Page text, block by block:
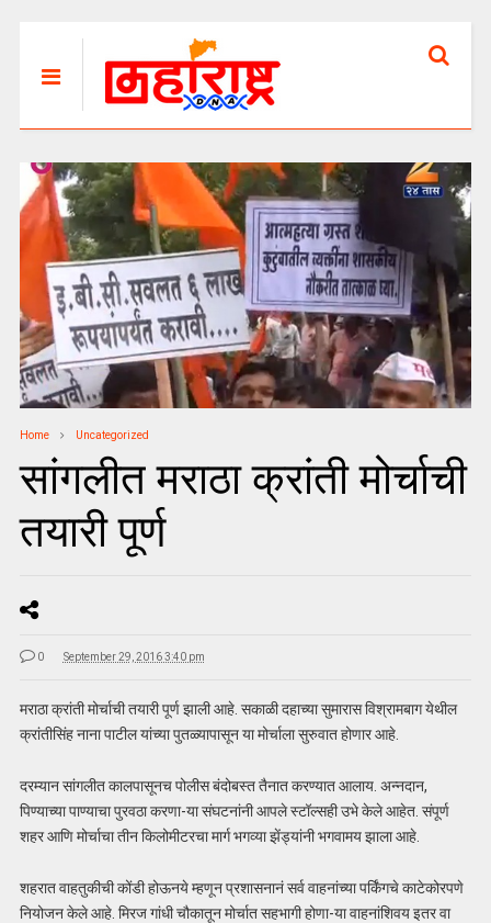
Home Uncategorized
सांगलीत मराठा क्रांती मोर्चाची
तयारी पूर्ण
0 September 29, 2016 3:40 pm
मराठा क्रांती मोर्चाची तयारी पूर्ण झाली आहे. सकाळी दहाच्या सुमारास विश्रामबाग येथील
क्रांतीसिंह नाना पाटील यांच्या पुतळ्यापासून या मोर्चाला सुरुवात होणार आहे.
दरम्यान सांगलीत कालपासूनच पोलीस बंदोबस्त तैनात करण्यात आलाय. अन्नदान,
पिण्याच्या पाण्याचा पुरवठा करणा-या संघटनांनी आपले स्टॉल्सही उभे केले आहेत. संपूर्ण
शहर आणि मोर्चाचा तीन किलोमीटरचा मार्ग भगव्या झेंड्यांनी भगवामय झाला आहे.
शहरात वाहतुकीची कोंडी होऊनये म्हणून प्रशासनानं सर्व वाहनांच्या पर्किंगचे काटेकोरपणे
नियोजन केले आहे. मिरज गांधी चौकातून मोर्चात सहभागी होणा-या वाहनांशिवय इतर वा